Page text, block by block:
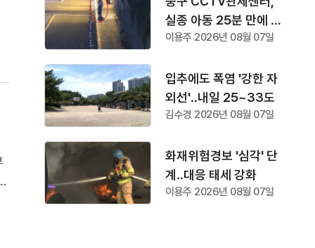
실종 아동 25분 만에 찾
아
이용주 2026년 08월 07일
입추에도 폭염 '강한 자
외선'‥내일 25~33도
김수경 2026년 08월 07일
화재위험경보 '심각' 단
계‥대응 태세 강화
이용주 2026년 08월 07일